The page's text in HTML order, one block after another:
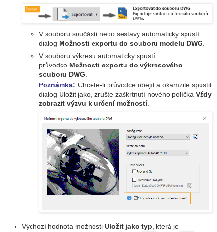
V souboru součásti nebo sestavy automaticky spustí
dialog Možnosti exportu do souboru modelu DWG
V souboru výkresu automaticky spustí
průvodce Možnosti exportu do výkresového
souboru DWG
Poznámka: Chcete-li průvodce obejít a okamžitě spustit
dialog Uložit jako, zrušte zaškrtnutí nového políčka Vždy
zobrazit výzvu k určení možností.
Výchozí hodnota možnosti Uložit jako typ , která je